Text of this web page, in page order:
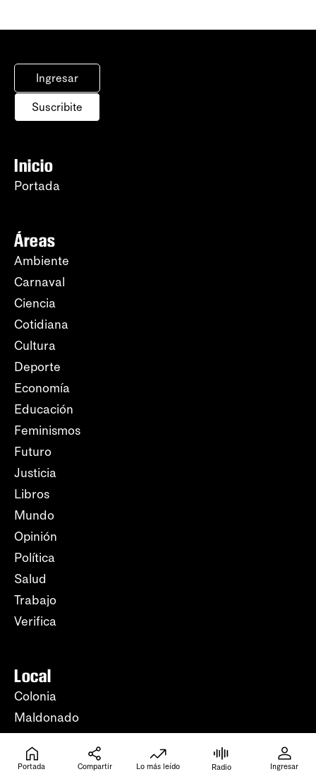
Ingresar
Suscribite
Inicio
Portada
Áreas
Ambiente
Carnaval
Ciencia
Cotidiana
Cultura
Deporte
Economía
Educación
Feminismos
Futuro
Justicia
Libros
Mundo
Opinión
Política
Salud
Trabajo
Verifica
Local
Colonia
Maldonado
Salto
Portada Compartir Lo más leído Radio Ingresar